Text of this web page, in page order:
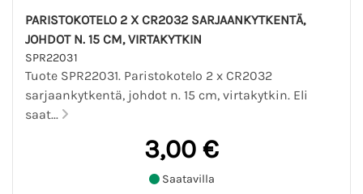
PARISTOKOTELO 2 X CR2032 SARJAANKYTKENTÄ,
JOHDOT N. 15 CM, VIRTAKYTKIN
SPR22031
Tuote SPR22031. Paristokotelo 2 x CR2032
sarjaankytkentä, johdot n. 15 cm, virtakytkin. Eli
saat...
3,00 €
Saatavilla